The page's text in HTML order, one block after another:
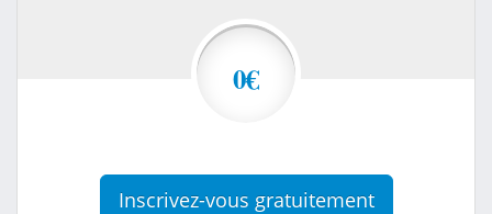
0€
Inscrivez-vous gratuitement